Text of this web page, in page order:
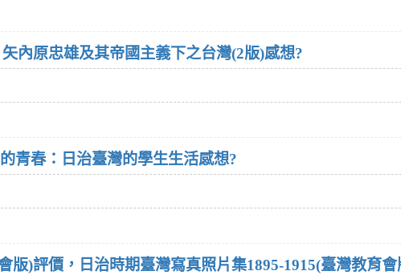
內原忠雄及其帝國主義下之台灣(2版)感想?
青春：日治臺灣的學生生活感想?
版)評價，日治時期臺灣寫真照片集1895-1915(臺灣教育會